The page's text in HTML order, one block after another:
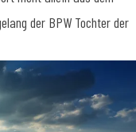
der BPW Tochter der